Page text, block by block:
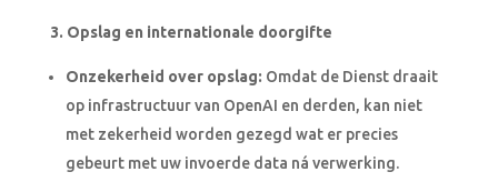
3. Opslag en internationale doorgifte
Onzekerheid over opslag: Omdat de Dienst draait
op infrastructuur van OpenAI en derden, kan niet
met zekerheid worden gezegd wat er precies
gebeurt met uw invoerde data ná verwerking.